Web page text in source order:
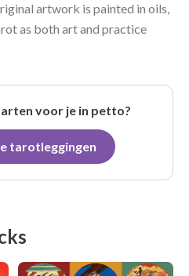
artwork is painted in oils,
as both art and practice
voor je in petto?
tarotleggingen